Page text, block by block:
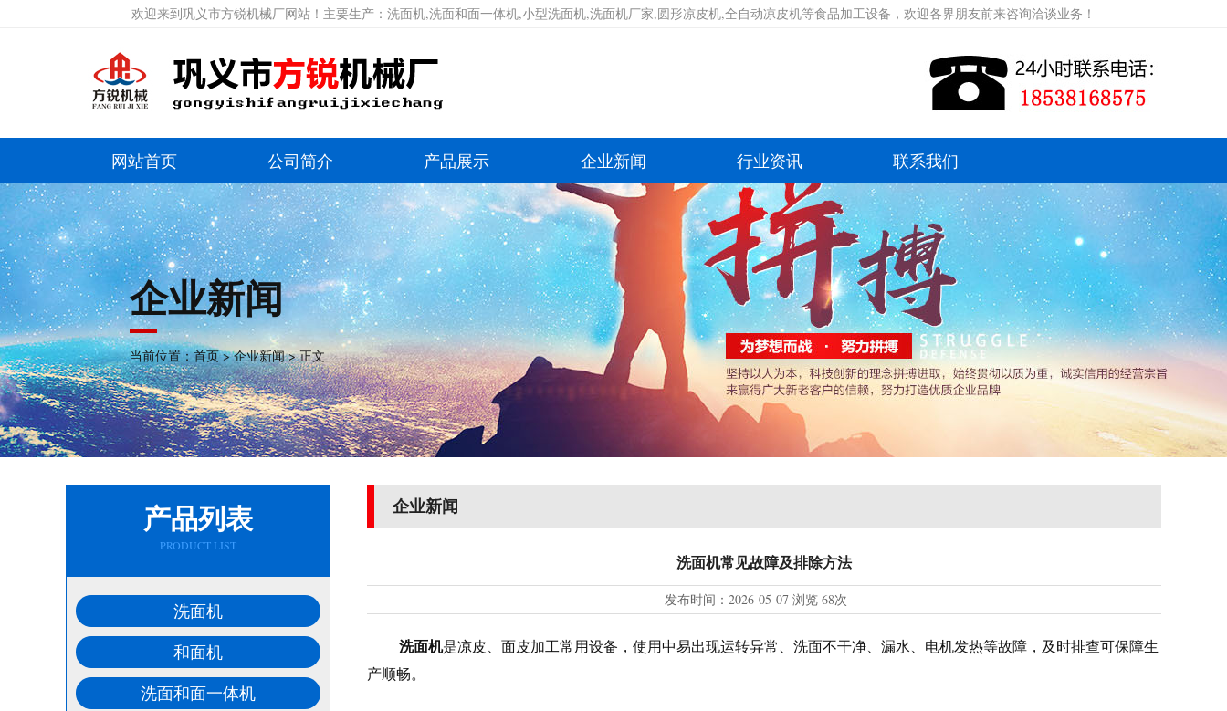
欢迎来到巩义市方锐机械厂网站！主要生产：洗面机,洗面和面一体机,小型洗面机,洗面机厂家,圆形凉皮机,全自动凉皮机等食品加工设备，欢迎各界朋友前来咨询洽谈业务！
网站首页 公司简介 产品展示 企业新闻 行业资讯 联系我们
企业新闻
当前位置：首页>企业新闻> 正文
产品列表
PRODUCT LIST
洗面机
和面机
洗面和面一体机
企业新闻
洗面机常见故障及排除方法
发布时间： 2026-05-07 浏览 68次
洗面机是凉皮、面皮加工常用设备，使用中易出现运转异常、洗面不干净、漏水、电机发热等故障，及时排查可保障生
产顺畅。